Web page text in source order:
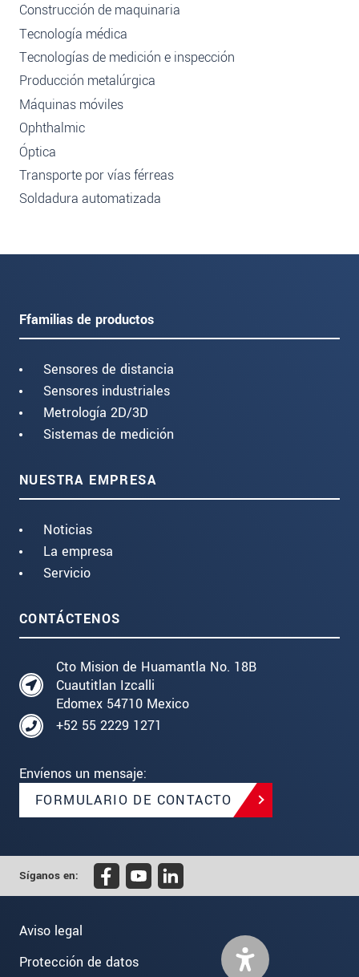
Construcción de maquinaria
Tecnología médica
Tecnologías de medición e inspección
Producción metalúrgica
Máquinas móviles
Ophthalmic
Óptica
Transporte por vías férreas
Soldadura automatizada
Ffamilias de productos
Sensores de distancia
Sensores industriales
Metrología 2D/3D
Sistemas de medición
NUESTRA EMPRESA
Noticias
La empresa
Servicio
CONTÁCTENOS
Cto Mision de Huamantla No. 18B
Cuautitlan Izcalli
Edomex 54710 Mexico
+52 55 2229 1271
Envíenos un mensaje:
FORMULARIO DE CONTACTO
Síganos en:
Aviso legal
Protección de datos